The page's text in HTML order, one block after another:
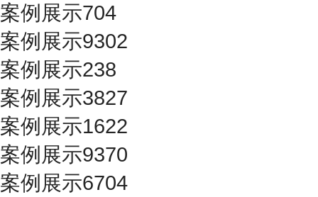
案例展示704
案例展示9302
案例展示238
案例展示3827
案例展示1622
案例展示9370
案例展示6704